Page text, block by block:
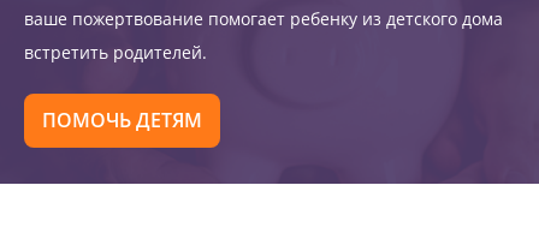
ваше пожертвование помогает ребенку из детского дома
встретить родителей.
ПОМОЧЬ ДЕТЯМ